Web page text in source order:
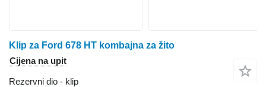
Klip za Ford 678 HT kombajna za žito
Cijena na upit
Rezervni dio - klip